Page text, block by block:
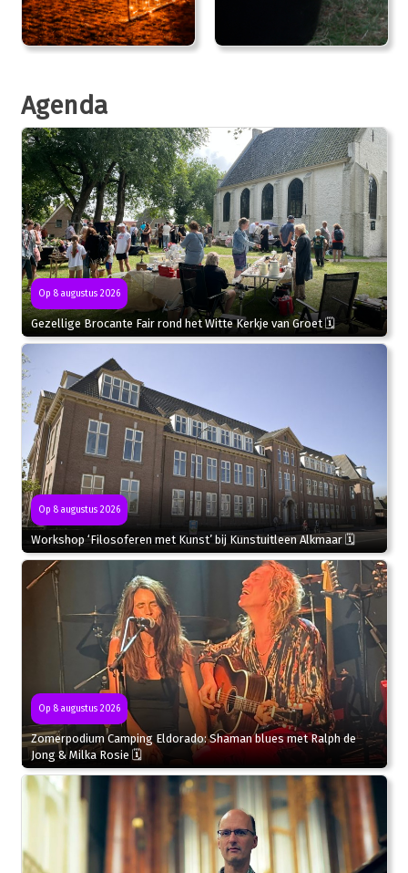
Agenda
Op 8 augustus 2026
Gezellige Brocante Fair rond het Witte Kerkje van Groet 🗓
Op 8 augustus 2026
Workshop ‘Filosoferen met Kunst’ bij Kunstuitleen Alkmaar 🗓
Op 8 augustus 2026
Zomerpodium Camping Eldorado: Shaman blues met Ralph de
Jong & Milka Rosie 🗓